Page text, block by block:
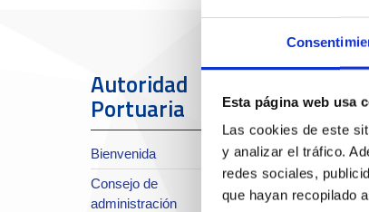
Esta página web usa
Las cookies de este
y analizar el tráfico.
redes sociales,
que hayan recopilado
Autoridad
Portuaria
Bienvenida
Consejo de
administración
Sobre el Port
Situación y
Planificación